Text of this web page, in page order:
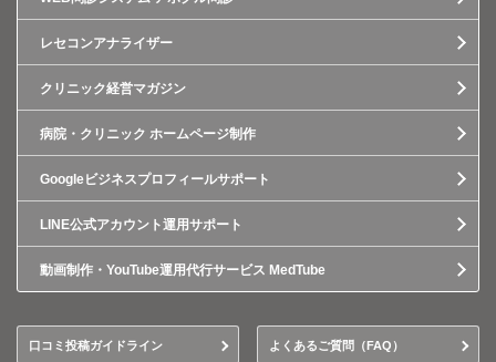
レセコンアナライザー
クリニック経営マガジン
病院・クリニック ホームページ制作
Googleビジネスプロフィールサポート
LINE公式アカウント運用サポート
動画制作・YouTube運用代行サービス MedTube
口コミ投稿ガイドライン よくあるご質問（FAQ）